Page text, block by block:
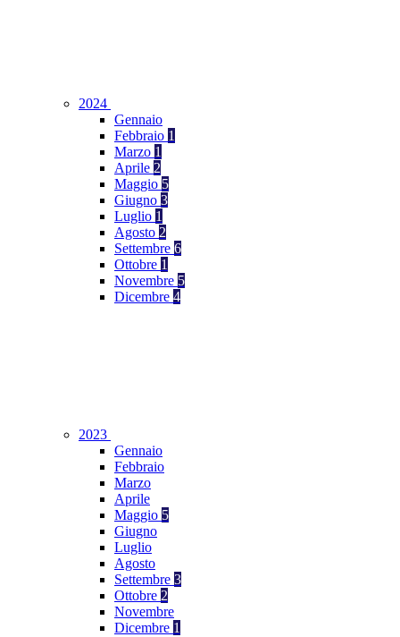
2024
Gennaio
Febbraio 1
Marzo 1
Aprile 2
Maggio 5
Giugno 3
Luglio 1
Agosto 2
Settembre 6
Ottobre 1
Novembre 5
Dicembre 4
2023
Gennaio
Febbraio
Marzo
Aprile
Maggio 5
Giugno
Luglio
Agosto
Settembre 3
Ottobre 2
Novembre
Dicembre 1